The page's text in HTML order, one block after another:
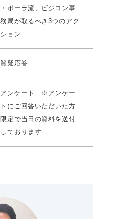
・ポーラ流、ビジコン事
務局が取るべき3つのアク
ション
質疑応答
アンケート ※アンケー
トにご回答いただいた方
限定で当日の資料を送付
しております